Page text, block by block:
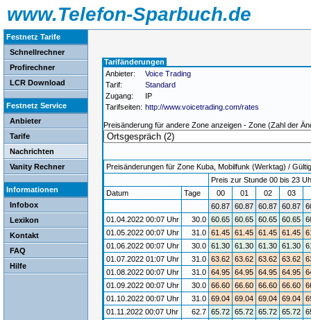
www.Telefon-Sparbuch.de
Festnetz Tarife
Schnellrechner
Profirechner
LCR Download
Festnetz Service
Anbieter
Tarife
Nachrichten
Vanity Rechner
Informationen
Infobox
Lexikon
Kontakt
FAQ
Hilfe
Tarifänderungen
Anbieter:
Voice Trading
Tarif:
Standard
Zugang:
IP
Tarifseiten: http://www.voicetrading.com/rates
Preisänderung für andere Zone anzeigen - Zone (Zahl der
Preisänderungen für Zone Kuba, Mobilfunk (Werktag) /
Preis zur Stunde 00 bis 23
Datum
Tage 00 01 02 03
60.87 60.87 60.87 60.87
01.04.2022 00:07 Uhr
30.0 60.65 60.65 60.65 60.65
01.05.2022 00:07 Uhr
31.0 61.45 61.45 61.45 61.45
01.06.2022 00:07 Uhr
30.0 61.30 61.30 61.30 61.30
01.07.2022 01:07 Uhr
31.0 63.62 63.62 63.62 63.62
01.08.2022 00:07 Uhr
31.0 64.95 64.95 64.95 64.95
01.09.2022 00:07 Uhr
30.0 66.60 66.60 66.60 66.60
01.10.2022 00:07 Uhr
31.0 69.04 69.04 69.04 69.04
01.11.2022 00:07 Uhr
62.7 65.72 65.72 65.72 65.72